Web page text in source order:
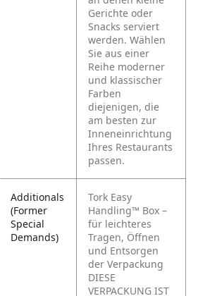
Gerichte oder
Snacks serviert
werden. Wählen
Sie aus einer
Reihe moderner
und klassischer
Farben
diejenigen, die
am besten zur
Inneneinrichtung
Ihres Restaurants
passen.
Additionals
(Former
Special
Demands)
Tork Easy
Handling™ Box –
für leichteres
Tragen, Öffnen
und Entsorgen
der Verpackung
DIESE
VERPACKUNG IST